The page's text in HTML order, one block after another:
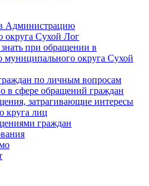
Администрацию
округа Сухой Лог
при обращении в
округа Сухой
по личным вопросам
в сфере обращений граждан
затрагивающие интересы
круга лиц
граждан